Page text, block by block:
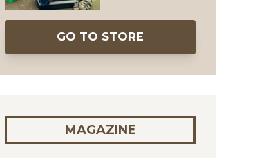
GO TO STORE
MAGAZINE